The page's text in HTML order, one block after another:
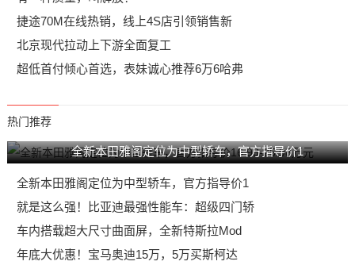
捷途70M在线热销，线上4S店引领销售新
北京现代拉动上下游全面复工
超低首付倾心首选，表妹诚心推荐6万6哈弗
热门推荐
全新本田雅阁定位为中型轿车，官方指导价1
全新本田雅阁定位为中型轿车，官方指导价1
就是这么强！比亚迪最强性能车：超级四门轿
车内搭载超大尺寸曲面屏，全新特斯拉Mod
年底大优惠！宝马奥迪15万，5万买斯柯达